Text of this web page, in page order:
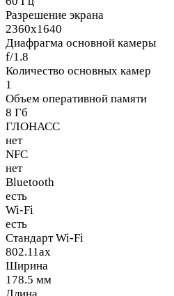
Разрешение экрана
2360x1640
Диафрагма основной камеры
f/1.8
Количество основных камер
1
Объем оперативной памяти
8 Гб
ГЛОНАСС
нет
NFC
нет
Bluetooth
есть
Wi-Fi
есть
Стандарт Wi-Fi
802.11ax
Ширина
178.5 мм